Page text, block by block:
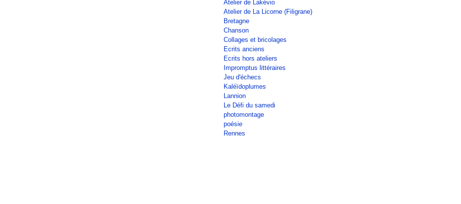
Atelier de Lakévio
Atelier de La Licorne (Filigrane)
Bretagne
Chanson
Collages et bricolages
Ecrits anciens
Ecrits hors ateliers
Impromptus littéraires
Jeu d'échecs
Kaléïdoplumes
Lannion
Le Défi du samedi
photomontage
poésie
Rennes